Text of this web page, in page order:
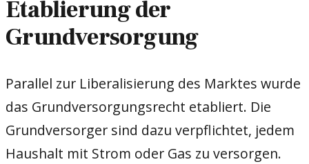
Etablierung der
Grundversorgung
Parallel zur Liberalisierung des Marktes wurde
das Grundversorgungsrecht etabliert. Die
Grundversorger sind dazu verpflichtet, jedem
Haushalt mit Strom oder Gas zu versorgen.